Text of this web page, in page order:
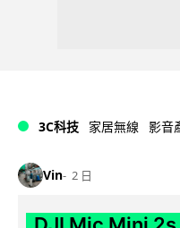
3C科技 家居無線 影音
Vin 2 日